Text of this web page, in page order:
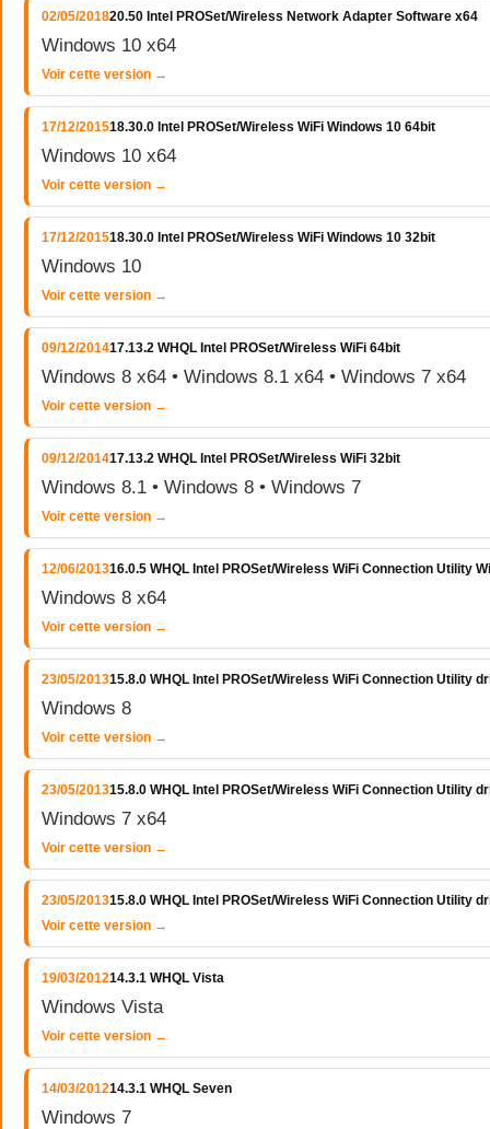
02/05/201820.50 Intel PROSet/Wireless Network Adapter Software x64
Windows 10 x64
Voir cette version →
17/12/201518.30.0 Intel PROSet/Wireless WiFi Windows 10 64bit
Windows 10 x64
Voir cette version →
17/12/201518.30.0 Intel PROSet/Wireless WiFi Windows 10 32bit
Windows 10
Voir cette version →
09/12/201417.13.2 WHQL Intel PROSet/Wireless WiFi 64bit
Windows 8 x64 • Windows 8.1 x64 • Windows 7 x64
Voir cette version →
09/12/201417.13.2 WHQL Intel PROSet/Wireless WiFi 32bit
Windows 8.1 • Windows 8 • Windows 7
Voir cette version →
12/06/201316.0.5 WHQL Intel PROSet/Wireless WiFi Connection Utility
Windows 8 x64
Voir cette version →
23/05/201315.8.0 WHQL Intel PROSet/Wireless WiFi Connection Utility
Windows 8
Voir cette version →
23/05/201315.8.0 WHQL Intel PROSet/Wireless WiFi Connection Utility
Windows 7 x64
Voir cette version →
23/05/201315.8.0 WHQL Intel PROSet/Wireless WiFi Connection Utility
Voir cette version →
19/03/201214.3.1 WHQL Vista
Windows Vista
Voir cette version →
14/03/201214.3.1 WHQL Seven
Windows 7